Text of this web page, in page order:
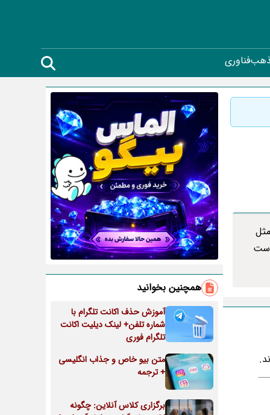
فناوری
همچنین بخوانید
آموزش حذف اکانت تلگرام با
شماره تلفن+ لینک دیلیت اکانت
تلگرام فوری
متن بیو خاص و جذاب انگلیسی
+ ترجمه
برگزاری کلاس آنلاین: چگونه